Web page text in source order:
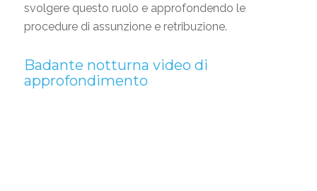
svolgere questo ruolo e approfondendo le
procedure di assunzione e retribuzione.
Badante notturna video di
approfondimento